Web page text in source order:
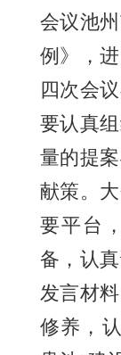
会议池
例》，
四次会
要认真
量的提
献策。
要平台
备，认
发言材
修养，